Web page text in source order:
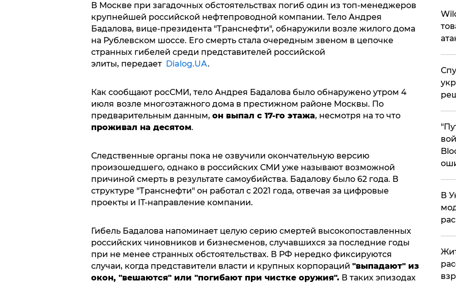
В Москве при загадочных обстоятельствах погиб один из топ-менеджеров
крупнейшей российской нефтепроводной компании. Тело Андрея
Бадалова, вице-президента "Транснефти", обнаружили возле жилого дома
на Рублевском шоссе. Его смерть стала очередным звеном в цепочке
странных гибелей среди представителей российской
элиты, передает Dialog.UA.
Как сообщают росСМИ, тело Андрея Бадалова было обнаружено утром 4
июля возле многоэтажного дома в престижном районе Москвы. По
предварительным данным, он выпал с 17-го этажа, несмотря на то что
проживал на десятом.
Следственные органы пока не озвучили окончательную версию
произошедшего, однако в российских СМИ уже называют возможной
причиной смерть в результате самоубийства. Бадалову было 62 года. В
структуре "Транснефти" он работал с 2021 года, отвечая за цифровые
проекты и IT-направление компании.
Гибель Бадалова напоминает целую серию смертей высокопоставленных
российских чиновников и бизнесменов, случавшихся за последние годы
при не менее странных обстоятельствах. В РФ нередко фиксируются
случаи, когда представители власти и крупных корпораций "выпадают" из
окон, "вешаются" или "погибают при чистке оружия". В таких эпизодах
В